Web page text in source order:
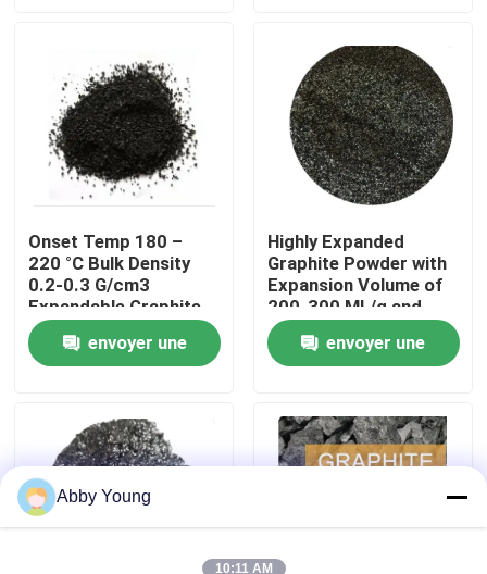
Au sujet de nous
Visite d'usine
Contactez-nous
Nouvelles
Matière première de graphite
Graphite lamellaire naturel
Onset Temp 180 –
220 °C Bulk Density
0.2-0.3 G/cm3
Expandable Graphite
Powder for
Performance
envoyer une
Highly Expanded
Graphite Powder with
Expansion Volume of
200-300 ML/g and
Volatile Content ≤4%
envoyer une
Abby Young
10:11 AM